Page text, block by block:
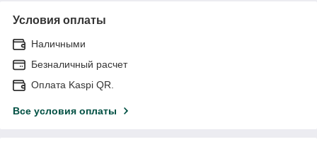
Условия оплаты
Наличными
Безналичный расчет
Оплата Kaspi QR.
Все условия оплаты